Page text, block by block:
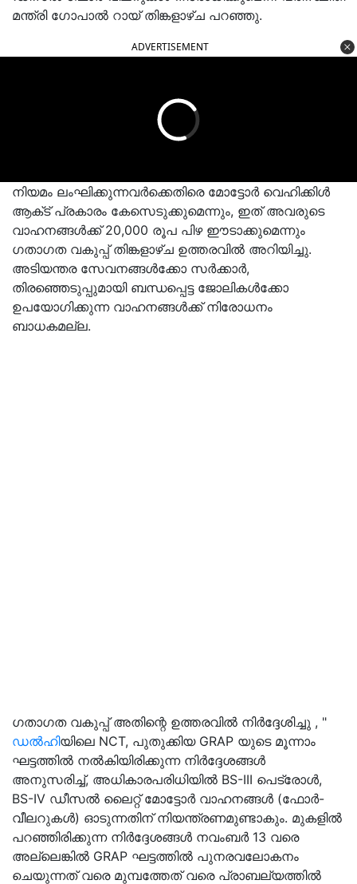
മന്ത്രി ഗോപാൽ റായ് തിങ്കളാഴ്ച പറഞ്ഞു.
ADVERTISEMENT
നിയമം ലംഘിക്കുന്നവർക്കെതിരെ മോട്ടോർ വെഹിക്കിൾ
ആക്‌ട് പ്രകാരം കേസെടുക്കുമെന്നും, ഇത് അവരുടെ
വാഹനങ്ങൾക്ക് 20,000 രൂപ പിഴ ഈടാക്കുമെന്നും
ഗതാഗത വകുപ്പ് തിങ്കളാഴ്ച ഉത്തരവിൽ അറിയിച്ചു.
അടിയന്തര സേവനങ്ങൾക്കോ സർക്കാർ,
തിരഞ്ഞെടുപ്പുമായി ബന്ധപ്പെട്ട ജോലികൾക്കോ
ഉപയോഗിക്കുന്ന വാഹനങ്ങൾക്ക് നിരോധനം
ബാധകമല്ല.
ഗതാഗത വകുപ്പ് അതിന്റെ ഉത്തരവിൽ നിർദ്ദേശിച്ചു , "
ഡൽഹിയിലെ NCT, പുതുക്കിയ GRAP യുടെ മൂന്നാം
ഘട്ടത്തിൽ നൽകിയിരിക്കുന്ന നിർദ്ദേശങ്ങൾ
അനുസരിച്ച്, അധികാരപരിധിയിൽ BS-III പെട്രോൾ,
BS-IV ഡീസൽ ലൈറ്റ് മോട്ടോർ വാഹനങ്ങൾ (ഫോർ-
വീലറുകൾ) ഓടുന്നതിന് നിയന്ത്രണമുണ്ടാകും. മുകളിൽ
പറഞ്ഞിരിക്കുന്ന നിർദ്ദേശങ്ങൾ നവംബർ 13 വരെ
അല്ലെങ്കിൽ GRAP ഘട്ടത്തിൽ പുനരവലോകനം
ചെയുന്നത് വരെ മുമ്പത്തേത് വരെ പ്രാബല്യത്തിൽ